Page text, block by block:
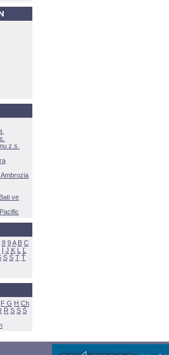
z.s.
ve
8 9A B C
Í J K L
Ľ
Ś T Ť
F G H Ch
Ř S Ś